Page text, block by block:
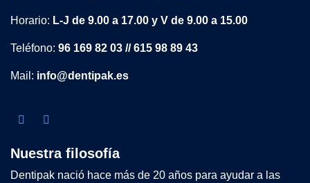
Horario: L-J de 9.00 a 17.00 y V de 9.00 a 15.00
Teléfono: 96 169 82 03 // 615 98 89 43
Mail: info@dentipak.es
Nuestra filosofía
Dentipak nació hace más de 20 años para ayudar a las